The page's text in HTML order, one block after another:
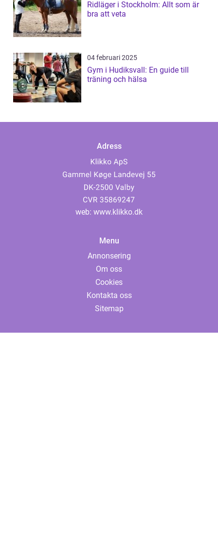
Ridläger i Stockholm: Allt som är
bra att veta
04 februari 2025
Gym i Hudiksvall: En guide till
träning och hälsa
Adress
web: www.klikko.dk
Menu
Annonsering
Om oss
Cookies
Kontakta oss
Sitemap